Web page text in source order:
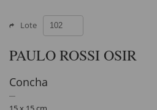
Lote
PAULO ROSSI OSIR
Concha